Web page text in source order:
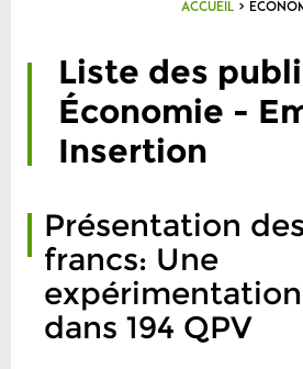
Accueil >
Liste des
Économie -
Insertion
Présentation
francs: Une
dans 194 QPV